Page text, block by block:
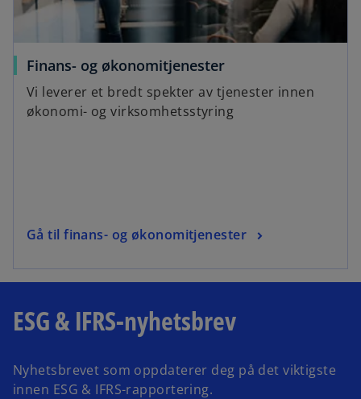
Finans- og økonomitjenester
Vi leverer et bredt spekter av tjenester innen
økonomi- og virksomhetsstyring
Gå til finans- og økonomitjenester
ESG & IFRS-nyhetsbrev
Nyhetsbrevet som oppdaterer deg på det viktigste
innen ESG & IFRS-rapportering.